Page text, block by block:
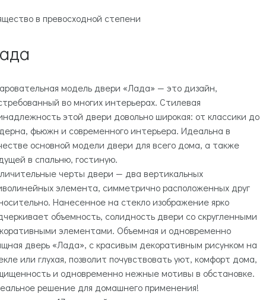
в превосходной степени
модель двери «Лада» — это дизайн,
во многих интерьерах. Стилевая
этой двери довольно широкая: от классики до
фьюжн и современного интерьера. Идеальна в
основной модели двери для всего дома, а также
в спальню, гостиную.
черты двери — два вертикальных
элемента, симметрично расположенных друг
Нанесенное на стекло изображение ярко
объемность, солидность двери со скругленными
элементами. Объемная и одновременно
дверь «Лада», с красивым декоративным рисунком на
или глухая, позволит почувствовать уют, комфорт дома,
и одновременно нежные мотивы в обстановке.
решение для домашнего применения!